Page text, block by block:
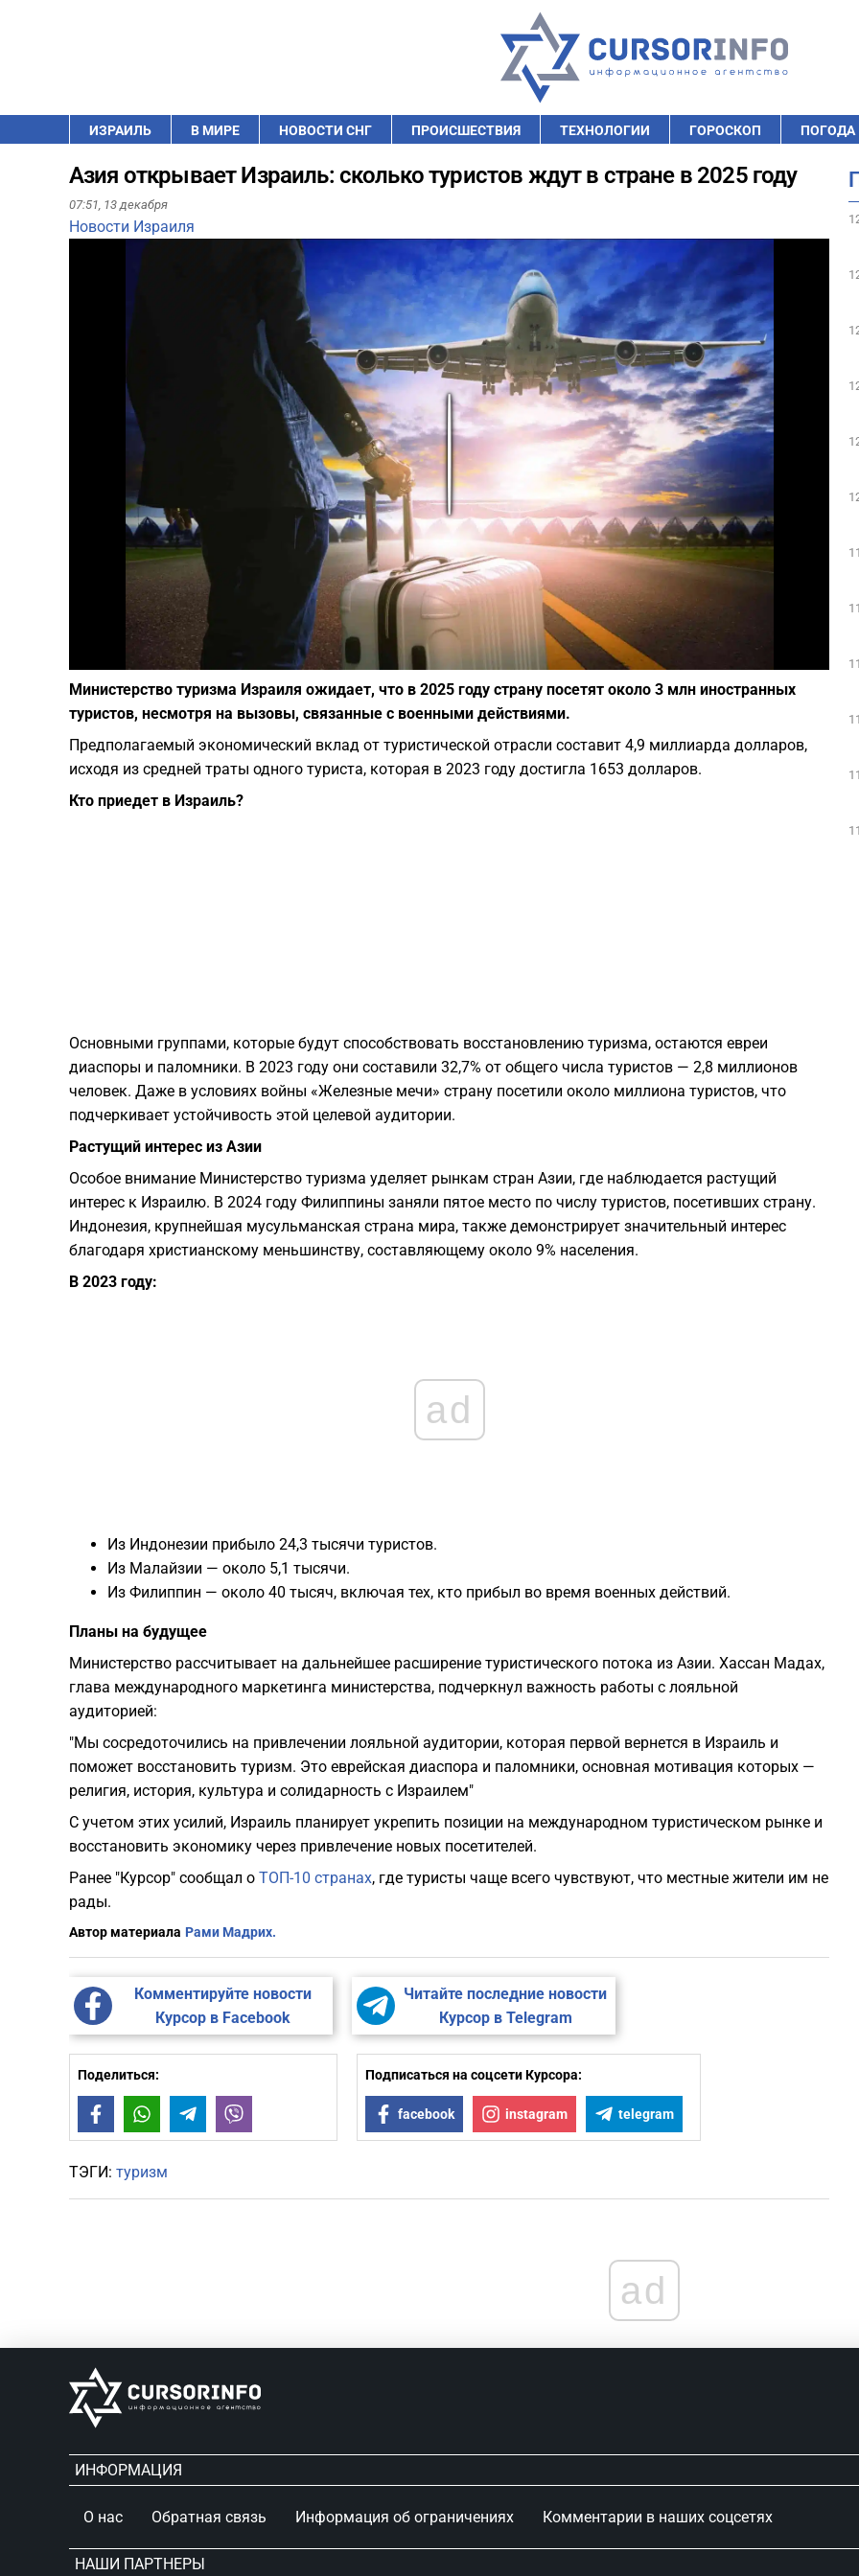
ИЗРАИЛЬ В МИРЕ НОВОСТИ СНГ ПРОИСШЕСТВИЯ ТЕХНОЛОГИИ ГОРОСКОП ПОГОДА
Азия открывает Израиль: сколько туристов ждут в стране в 2025 году
07:51, 13 декабря
Новости Израиля
Министерство туризма Израиля ожидает, что в 2025 году страну посетят около 3 млн иностранных
туристов, несмотря на вызовы, связанные с военными действиями.
Предполагаемый экономический вклад от туристической отрасли составит 4,9 миллиарда долларов,
исходя из средней траты одного туриста, которая в 2023 году достигла 1653 долларов.
Кто приедет в Израиль?
Основными группами, которые будут способствовать восстановлению туризма, остаются евреи
диаспоры и паломники. В 2023 году они составили 32,7% от общего числа туристов — 2,8 миллионов
человек. Даже в условиях войны «Железные мечи» страну посетили около миллиона туристов, что
подчеркивает устойчивость этой целевой аудитории.
Растущий интерес из Азии
Особое внимание Министерство туризма уделяет рынкам стран Азии, где наблюдается растущий
интерес к Израилю. В 2024 году Филиппины заняли пятое место по числу туристов, посетивших страну.
Индонезия, крупнейшая мусульманская страна мира, также демонстрирует значительный интерес
благодаря христианскому меньшинству, составляющему около 9% населения.
В 2023 году:
ad
Из Индонезии прибыло 24,3 тысячи туристов.
Из Малайзии — около 5,1 тысячи.
Из Филиппин — около 40 тысяч, включая тех, кто прибыл во время военных действий.
Планы на будущее
Министерство рассчитывает на дальнейшее расширение туристического потока из Азии. Хассан Мадах,
глава международного маркетинга министерства, подчеркнул важность работы с лояльной
аудиторией:
"Мы сосредоточились на привлечении лояльной аудитории, которая первой вернется в Израиль и
поможет восстановить туризм. Это еврейская диаспора и паломники, основная мотивация которых —
религия, история, культура и солидарность с Израилем"
С учетом этих усилий, Израиль планирует укрепить позиции на международном туристическом рынке и
восстановить экономику через привлечение новых посетителей.
Ранее "Курсор" сообщал о ТОП-10 странах, где туристы чаще всего чувствуют, что местные жители им не
рады.
Автор материала Рами Мадрих.
Комментируйте новости
Курсор в Facebook
Читайте последние новости
Курсор в Telegram
Поделиться:
FacebookWhatsAppTelegram
Подписаться на соцсети Курсора:
facebook instagram telegram
ТЭГИ: туризм
ad
ИНФОРМАЦИЯ
О нас Обратная связь Информация об ограничениях Комментарии в наших соцсетях
НАШИ ПАРТНЕРЫ